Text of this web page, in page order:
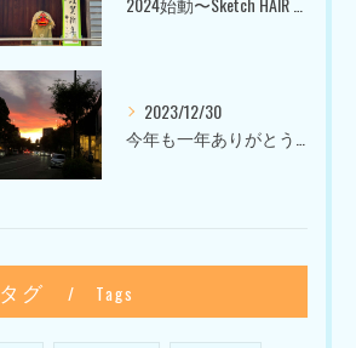
2023/12/30
タグ Tags